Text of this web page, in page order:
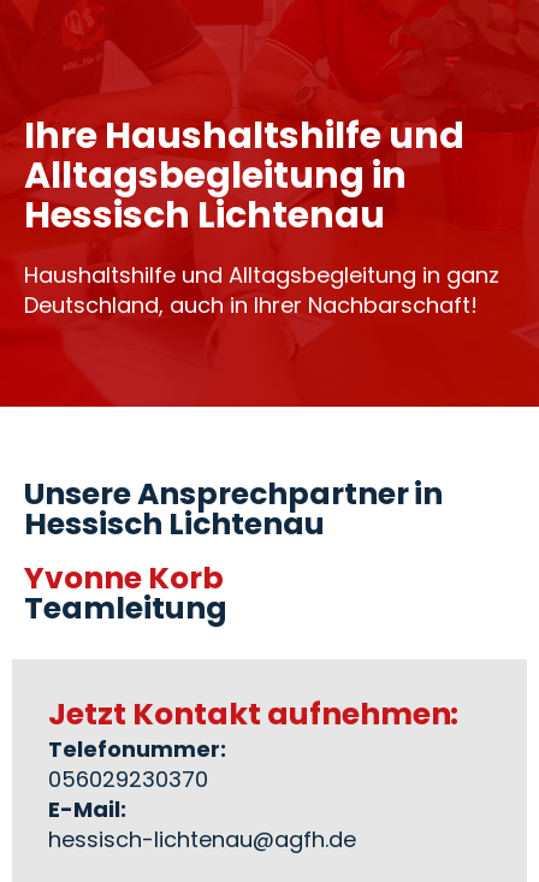
Ihre Haushaltshilfe und
Alltagsbegleitung in
Hessisch Lichtenau
Haushaltshilfe und Alltagsbegleitung in ganz
Deutschland, auch in Ihrer Nachbarschaft!
Unsere Ansprechpartner in
Hessisch Lichtenau
Yvonne Korb
Teamleitung
Jetzt Kontakt aufnehmen:
Telefonummer:
056029230370
E-Mail:
hessisch-lichtenau@agfh.de